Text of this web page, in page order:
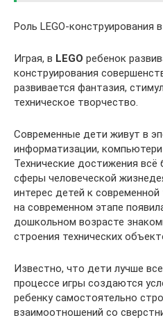
Роль LEGO-конструирования
Играя, в LEGO ребенок
конструирования
развивается фантазия,
техническое творчество.
Современные дети живут в
информатизации,
Технические достижения
сферы человеческой
интерес детей к современной
на современном этапе
дошкольном возрасте
строения технических
Известно, что дети лучше
процессе игры создаются
ребенку самостоятельно
взаимоотношений со